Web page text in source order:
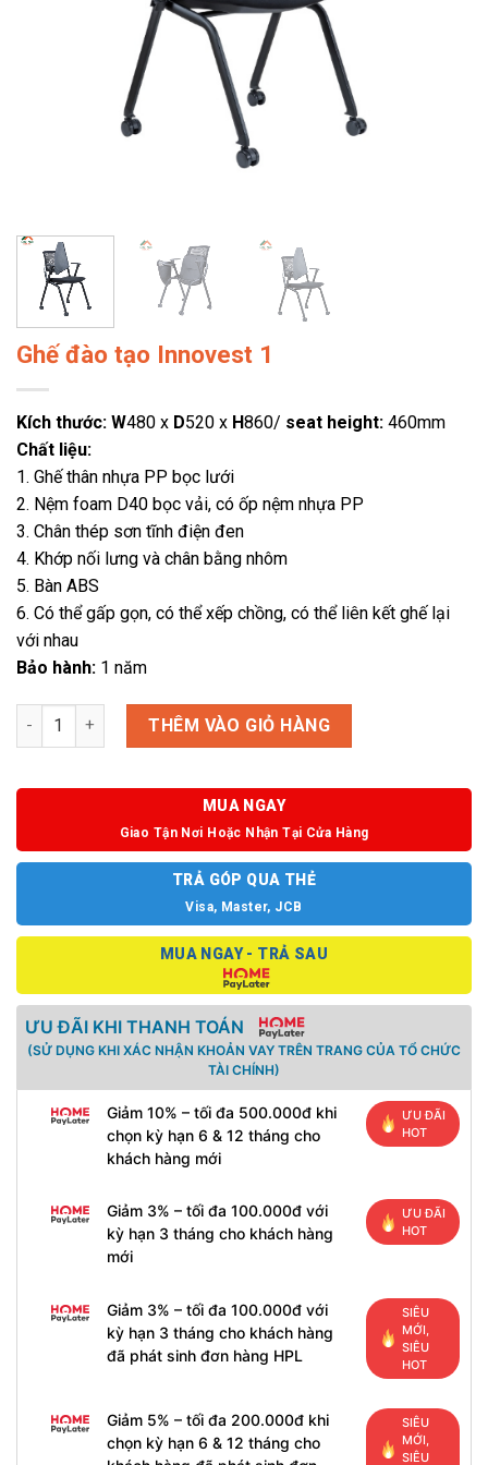
Ghế đào tạo Innovest 1
Kích thước: W480 x D520 x H860/ seat height: 460mm
Chất liệu:
1. Ghế thân nhựa PP bọc lưới
2. Nệm foam D40 bọc vải, có ốp nệm nhựa PP
3. Chân thép sơn tĩnh điện đen
4. Khớp nối lưng và chân bằng nhôm
5. Bàn ABS
6. Có thể gấp gọn, có thể xếp chồng, có thể liên kết ghế lại
với nhau
Bảo hành: 1 năm
Ghế đào tạo Innovest 1 số lượng
THÊM VÀO GIỎ HÀNG
MUA NGAY
Giao Tận Nơi Hoặc Nhận Tại Cửa Hàng
TRẢ GÓP QUA THẺ
Visa, Master, JCB
MUA NGAY - TRẢ SAU
ƯU ĐÃI KHI THANH TOÁN
(SỬ DỤNG KHI XÁC NHẬN KHOẢN VAY TRÊN TRANG CỦA TỔ CHỨC
TÀI CHÍNH)
Giảm 10% – tối đa 500.000đ khi
chọn kỳ hạn 6 & 12 tháng cho
khách hàng mới
ƯU ĐÃI
HOT
Giảm 3% – tối đa 100.000đ với
kỳ hạn 3 tháng cho khách hàng
mới
ƯU ĐÃI
HOT
Giảm 3% – tối đa 100.000đ với
kỳ hạn 3 tháng cho khách hàng
đã phát sinh đơn hàng HPL
SIÊU
MỚI,
SIÊU
HOT
Giảm 5% – tối đa 200.000đ khi
chọn kỳ hạn 6 & 12 tháng cho
SIÊU
MỚI,
SIÊU